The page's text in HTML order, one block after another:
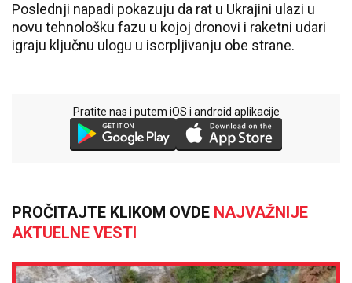
Poslednji napadi pokazuju da rat u Ukrajini ulazi u
novu tehnološku fazu u kojoj dronovi i raketni udari
igraju ključnu ulogu u iscrpljivanju obe strane.
Pratite nas i putem iOS i android aplikacije
PROČITAJTE KLIKOM OVDE NAJVAŽNIJE
AKTUELNE VESTI